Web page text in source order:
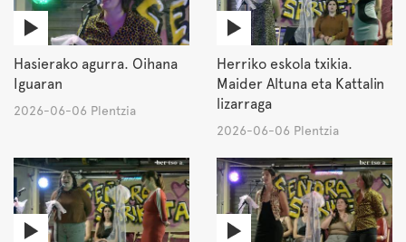
Hasierako agurra. Oihana
Iguaran
2026-06-06 Plentzia
Herriko eskola txikia.
Maider Altuna eta Kattalin
lizarraga
2026-06-06 Plentzia